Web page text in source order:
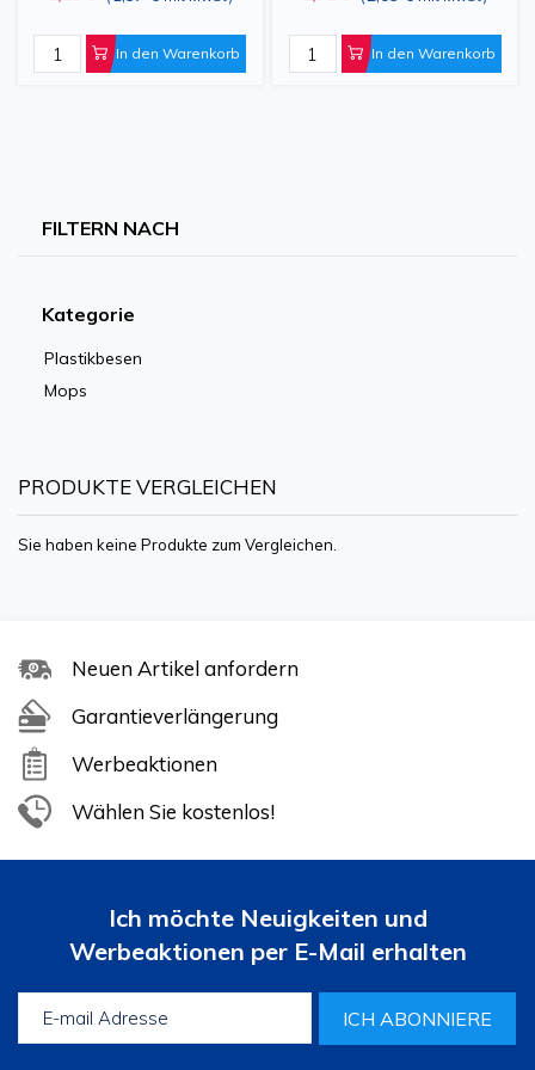
In den Warenkorb In den Warenkorb
FILTERN NACH
Kategorie
Plastikbesen
Mops
PRODUKTE VERGLEICHEN
Sie haben keine Produkte zum Vergleichen.
Neuen Artikel anfordern
Garantieverlängerung
Werbeaktionen
Wählen Sie kostenlos!
Ich möchte Neuigkeiten und
Werbeaktionen per E-Mail erhalten
ICH ABONNIERE